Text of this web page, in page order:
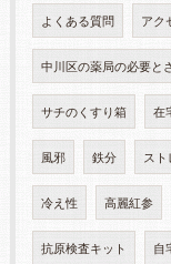
よくある質問 アク
中川区の薬局の必要と
サチのくすり箱 在
風邪 鉄分 スト
冷え性 高麗紅参
抗原検査キット 自